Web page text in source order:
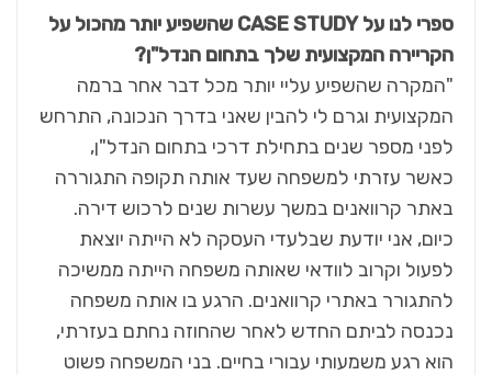
ספרי לנו עלCASE STUDY שהשפיע יותר מהכול על
הקריירה המקצועית שלך בתחום הנדל"ן?
"המקרה שהשפיע עליי יותר מכל דבר אחר ברמה
המקצועית וגרם לי להבין שאני בדרך הנכונה, התרחש
לפני מספר שנים בתחילת דרכי בתחום הנדל"ן,
כאשר עזרתי למשפחה שעד אותה תקופה התגוררה
באתר קרוואנים במשך עשרות שנים לרכוש דירה.
כיום, אני יודעת שבלעדי העסקה לא הייתה יוצאת
לפעול וקרוב לוודאי שאותה משפחה הייתה ממשיכה
להתגורר באתרי קרוואנים. הרגע בו אותה משפחה
נכנסה לביתם החדש לאחר שהחוזה נחתם בעזרתי,
הוא רגע משמעותי עבורי בחיים. בני המשפחה פשוט